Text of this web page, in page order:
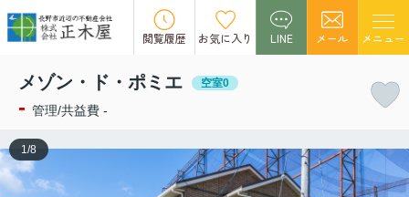
閲覧履歴 お気に入り LINE メール メニュー
この物件の募集は終了しました。
メゾン・ド・ポミエ 空室0
- 管理/共益費 -
1/8